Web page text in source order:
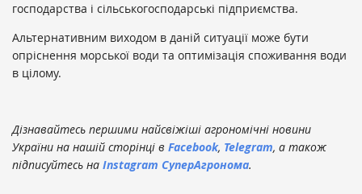
господарства і сільськогосподарські підприємства.
Альтернативним виходом в даній ситуації може бути
опріснення морської води та оптимізація споживання води
в цілому.
Дізнавайтесь першими найсвіжіші агрономічні новини
України на нашій сторінці в Facebook, Telegram, а також
підписуйтесь на Instagram СуперАгронома.